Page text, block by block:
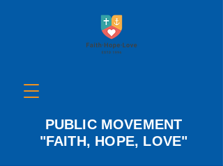
PUBLIC MOVEMENT
"FAITH, HOPE, LOVE"